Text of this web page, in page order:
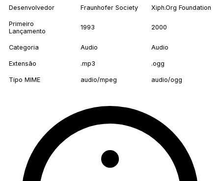
Desenvolvedor Fraunhofer Society Xiph.Org Foundation
Primeiro
Lançamento
1993 2000
Categoria Audio Audio
Extensão .mp3 .ogg
Tipo MIME audio/mpeg audio/ogg